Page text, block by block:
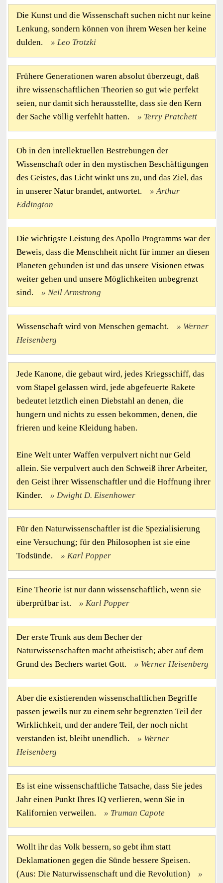
Die Kunst und die Wissenschaft suchen nicht nur keine
Lenkung, sondern können von ihrem Wesen her keine
dulden.
Leo Trotzki
Frühere Generationen waren absolut überzeugt, daß
ihre wissenschaftlichen Theorien so gut wie perfekt
seien, nur damit sich herausstellte, dass sie den Kern
der Sache völlig verfehlt hatten.
Terry Pratchett
Ob in den intellektuellen Bestrebungen der
Wissenschaft oder in den mystischen Beschäftigungen
des Geistes, das Licht winkt uns zu, und das Ziel, das
in unserer Natur brandet, antwortet.
Arthur
Eddington
Die wichtigste Leistung des Apollo Programms war der
Beweis, dass die Menschheit nicht für immer an diesen
Planeten gebunden ist und das unsere Visionen etwas
weiter gehen und unsere Möglichkeiten unbegrenzt
sind.
Neil Armstrong
Wissenschaft wird von Menschen gemacht.
Werner
Heisenberg
Jede Kanone, die gebaut wird, jedes Kriegsschiff, das
vom Stapel gelassen wird, jede abgefeuerte Rakete
bedeutet letztlich einen Diebstahl an denen, die
hungern und nichts zu essen bekommen, denen, die
frieren und keine Kleidung haben.
Eine Welt unter Waffen verpulvert nicht nur Geld
allein. Sie verpulvert auch den Schweiß ihrer Arbeiter,
den Geist ihrer Wissenschaftler und die Hoffnung ihrer
Kinder.
Dwight D. Eisenhower
Für den Naturwissenschaftler ist die Spezialisierung
eine Versuchung; für den Philosophen ist sie eine
Todsünde.
Karl Popper
Eine Theorie ist nur dann wissenschaftlich, wenn sie
überprüfbar ist.
Karl Popper
Der erste Trunk aus dem Becher der
Naturwissenschaften macht atheistisch; aber auf dem
Grund des Bechers wartet Gott.
Werner Heisenberg
Aber die existierenden wissenschaftlichen Begriffe
passen jeweils nur zu einem sehr begrenzten Teil der
Wirklichkeit, und der andere Teil, der noch nicht
verstanden ist, bleibt unendlich.
Werner
Heisenberg
Es ist eine wissenschaftliche Tatsache, dass Sie jedes
Jahr einen Punkt Ihres IQ verlieren, wenn Sie in
Kalifornien verweilen.
Truman Capote
Wollt ihr das Volk bessern, so gebt ihm statt
Deklamationen gegen die Sünde bessere Speisen.
(Aus: Die Naturwissenschaft und die Revolution)